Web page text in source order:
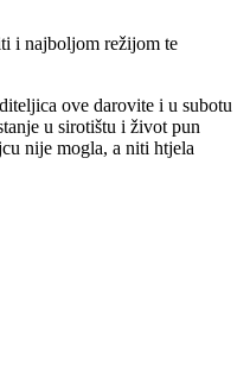
i najboljom režijom te
ove darovite i u subotu
u sirotištu i život pun
nije mogla, a niti htjela